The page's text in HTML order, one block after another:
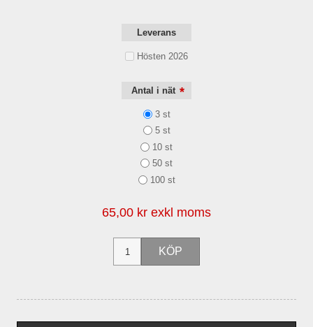
Leverans
Hösten 2026
Antal i nät *
3 st
5 st
10 st
50 st
100 st
65,00 kr exkl moms